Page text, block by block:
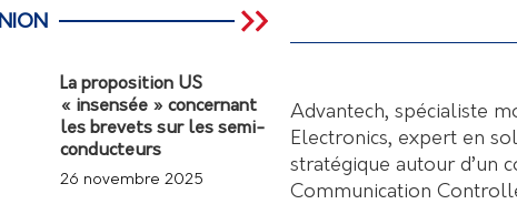
Advantech, spécialiste
Electronics, expert en
stratégique autour d’un
Communication
La proposition US
« insensée » concernant
les brevets sur les semi-
conducteurs
26 novembre 2025